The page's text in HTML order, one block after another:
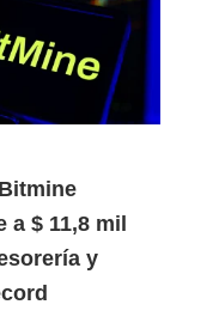
a $ 11,8 mil
y